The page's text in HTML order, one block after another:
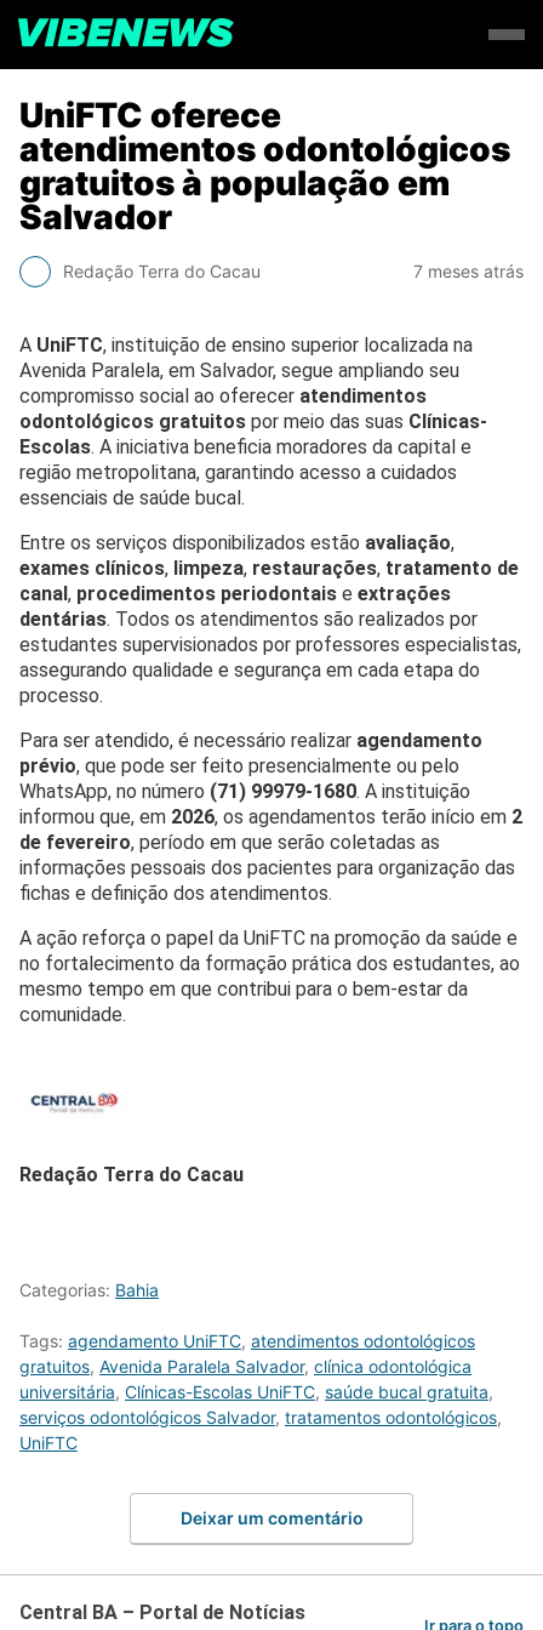
UniFTC oferece
atendimentos odontológicos
gratuitos à população em
Salvador
Redação Terra do Cacau 7 meses atrás
A UniFTC, instituição de ensino superior localizada na
Avenida Paralela, em Salvador, segue ampliando seu
compromisso social ao oferecer atendimentos
odontológicos gratuitos por meio das suas Clínicas-
Escolas. A iniciativa beneficia moradores da capital e
região metropolitana, garantindo acesso a cuidados
essenciais de saúde bucal.
Entre os serviços disponibilizados estão avaliação,
exames clínicos, limpeza, restaurações, tratamento de
canal, procedimentos periodontais e extrações
dentárias. Todos os atendimentos são realizados por
estudantes supervisionados por professores especialistas,
assegurando qualidade e segurança em cada etapa do
processo.
Para ser atendido, é necessário realizar agendamento
prévio, que pode ser feito presencialmente ou pelo
WhatsApp, no número (71) 99979-1680. A instituição
informou que, em 2026, os agendamentos terão início em 2
de fevereiro, período em que serão coletadas as
informações pessoais dos pacientes para organização das
fichas e definição dos atendimentos.
A ação reforça o papel da UniFTC na promoção da saúde e
no fortalecimento da formação prática dos estudantes, ao
mesmo tempo em que contribui para o bem-estar da
comunidade.
Redação Terra do Cacau
Categorias: Bahia
Tags: agendamento UniFTC, atendimentos odontológicos
gratuitos, Avenida Paralela Salvador, clínica odontológica
universitária, Clínicas-Escolas UniFTC, saúde bucal gratuita,
serviços odontológicos Salvador, tratamentos odontológicos,
UniFTC
Deixar um comentário
Central BA – Portal de Notícias
Ir para o topo